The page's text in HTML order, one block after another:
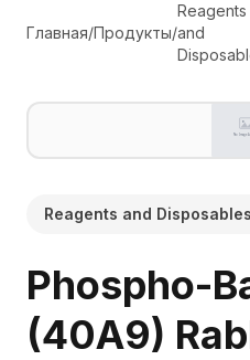
Главная/Продукты/
Reagents
and
Reagents and Disposables
Phospho-
(40A9)